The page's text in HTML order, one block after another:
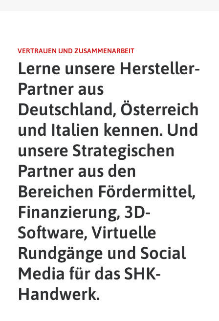
VERTRAUEN UND ZUSAMMENARBEIT
Lerne unsere Hersteller-
Partner aus
Deutschland, Österreich
und Italien kennen. Und
unsere Strategischen
Partner aus den
Bereichen Fördermittel,
Finanzierung, 3D-
Software, Virtuelle
Rundgänge und Social
Media für das SHK-
Handwerk.